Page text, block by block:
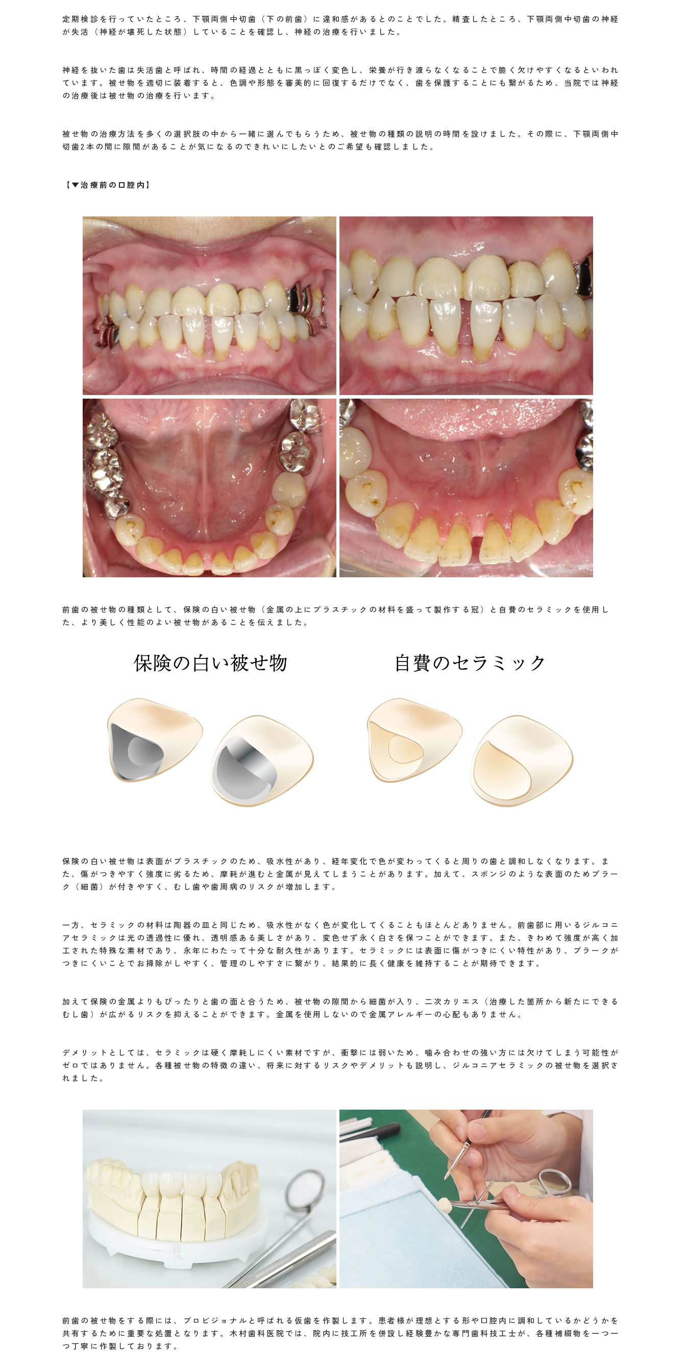
定期検診を行っていたところ、下顎両側中切歯（下の前歯）に違和感があるとのことでした。精査したところ、下顎両側中切歯の神経
が失活（神経が壊死した状態）していることを確認し、神経の治療を行いました。
神経を抜いた歯は失活歯と呼ばれ、時間の経過とともに黒っぽく変色し、栄養が行き渡らなくなることで脆く欠けやすくなるといわれ
ています。被せ物を適切に装着すると、色調や形態を審美的に回復するだけでなく、歯を保護することにも繋がるため、当院では神経
の治療後は被せ物の治療を行います。
被せ物の治療方法を多くの選択肢の中から一緒に選んでもらうため、被せ物の種類の説明の時間を設けました。その際に、下顎両側中
切歯2本の間に隙間があることが気になるのできれいにしたいとのご希望も確認しました。
【▼治療前の口腔内】
前歯の被せ物の種類として、保険の白い被せ物（金属の上にプラスチックの材料を盛って製作する冠）と自費のセラミックを使用し
た、より美しく性能のよい被せ物があることを伝えました。
保険の白い被せ物は表面がプラスチックのため、吸水性があり、経年変化で色が変わってくると周りの歯と調和しなくなります。ま
た、傷がつきやすく強度に劣るため、摩耗が進むと金属が見えてしまうことがあります。加えて、スポンジのような表面のためプラー
ク（細菌）が付きやすく、むし歯や歯周病のリスクが増加します。
一方、セラミックの材料は陶器の皿と同じため、吸水性がなく色が変化してくることもほとんどありません。前歯部に用いるジルコニ
アセラミックは光の透過性に優れ、透明感ある美しさがあり、変色せず永く白さを保つことができます。また、きわめて強度が高く加
工された特殊な素材であり、永年にわたって十分な耐久性があります。セラミックには表面に傷がつきにくい特性があり、プラークが
つきにくいことでお掃除がしやすく、管理のしやすさに繋がり、結果的に長く健康を維持することが期待できます。
加えて保険の金属よりもぴったりと歯の面と合うため、被せ物の隙間から細菌が入り、二次カリエス（治療した箇所から新たにできる
むし歯）が広がるリスクを抑えることができます。金属を使用しないので金属アレルギーの心配もありません。
デメリットとしては、セラミックは硬く摩耗しにくい素材ですが、衝撃には弱いため、噛み合わせの強い方には欠けてしまう可能性が
ゼロではありません。各種被せ物の特徴の違い、将来に対するリスクやデメリットも説明し、ジルコニアセラミックの被せ物を選択さ
れました。
前歯の被せ物をする際には、プロビジョナルと呼ばれる仮歯を作製します。患者様が理想とする形や口腔内に調和しているかどうかを
共有するために重要な処置となります。木村歯科医院では、院内に技工所を併設し経験豊かな専門歯科技工士が、各種補綴物を一つ一
つ丁寧に作製しております。